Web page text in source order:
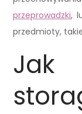
przeprowadzki,
przedmioty,
Jak